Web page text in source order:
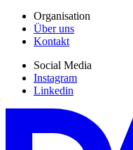
Organisation
Über uns
Kontakt
Social Media
Instagram
Linkedin